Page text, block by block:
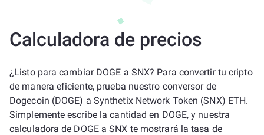
Calculadora de precios
¿Listo para cambiar DOGE a SNX? Para convertir tu cripto
de manera eficiente, prueba nuestro conversor de
Dogecoin (DOGE) a Synthetix Network Token (SNX) ETH.
Simplemente escribe la cantidad en DOGE, y nuestra
calculadora de DOGE a SNX te mostrará la tasa de